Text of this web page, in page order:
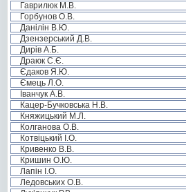
Гаврилюк М.В.
Горбунов О.В.
Данілін В.Ю.
Дзензерський Д.В.
Дирів А.Б.
Драюк С.Є.
Єдаков Я.Ю.
Ємець Л.О.
Іванчук А.В.
Кацер-Бучковська Н.В.
Княжицький М.Л.
Колганова О.В.
Котвіцький І.О.
Кривенко В.В.
Кришин О.Ю.
Лапін І.О.
Ледовських О.В.